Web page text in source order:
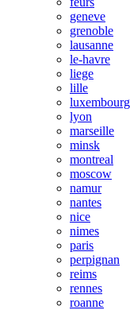
geneve
grenoble
lausanne
le-havre
liege
lille
luxembourg
lyon
marseille
minsk
montreal
moscow
namur
nantes
nice
nimes
paris
perpignan
reims
rennes
roanne